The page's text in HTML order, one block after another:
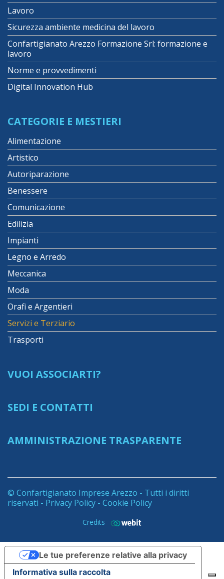
Lavoro
Sicurezza ambiente medicina del lavoro
Confartigianato Arezzo Formazione Srl: formazione e
lavoro
Norme e provvedimenti
Digital Innovation Hub
CATEGORIE E MESTIERI
Alimentazione
Artistico
Autoriparazione
Benessere
Comunicazione
Edilizia
Impianti
Legno e Arredo
Meccanica
Moda
Orafi e Argentieri
Servizi e Terziario
Trasporti
VUOI ASSOCIARTI?
SEDI E CONTATTI
AMMINISTRAZIONE TRASPARENTE
© Confartigianato Imprese Arezzo - Tutti i diritti
riservati - Privacy Policy - Cookie Policy
Credits
Informativa sulla raccolta
Le tue preferenze relative alla privacy